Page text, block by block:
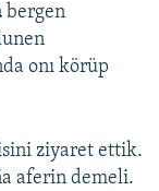
bergen
onı körüp
ziyaret ettik.
aferin demeli.